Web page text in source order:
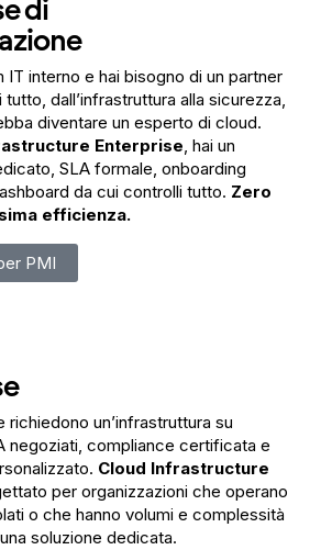
di
IT interno e hai bisogno di un partner
dall’infrastruttura alla sicurezza,
diventare un esperto di cloud.
Enterprise, hai un
SLA formale, onboarding
da cui controlli tutto. Zero
efficienza.
PMI
richiedono un’infrastruttura su
negoziati, compliance certificata e
Cloud Infrastructure
per organizzazioni che operano
o che hanno volumi e complessità
soluzione dedicata.